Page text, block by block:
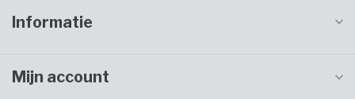
Informatie
Mijn account